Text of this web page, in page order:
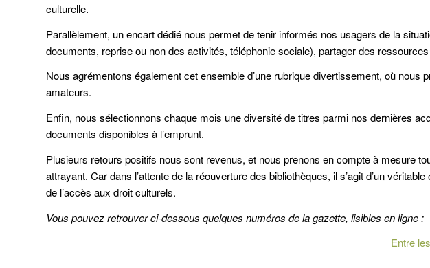
culturelle.
Parallèlement, un encart dédié nous permet de tenir informés nos usagers de la
documents, reprise ou non des activités, téléphonie sociale), partager des
Nous agrémentons également cet ensemble d’une rubrique divertissement, où
amateurs.
Enfin, nous sélectionnons chaque mois une diversité de titres parmi nos dernières
documents disponibles à l’emprunt.
Plusieurs retours positifs nous sont revenus, et nous prenons en compte à mesure
attrayant. Car dans l’attente de la réouverture des bibliothèques, il s’agit d’un
de l’accès aux droit culturels.
Vous pouvez retrouver ci-dessous quelques numéros de la gazette, lisibles en ligne :
Entre